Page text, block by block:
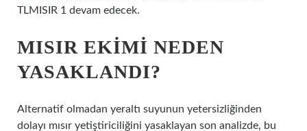
TLMISIR 1 devam edecek.
MISIR EKIMI NEDEN
YASAKLANDI?
Alternatif olmadan yeraltı suyunun yetersizliğinden
dolayı mısır yetiştiriciliğini yasaklayan son analizde, bu